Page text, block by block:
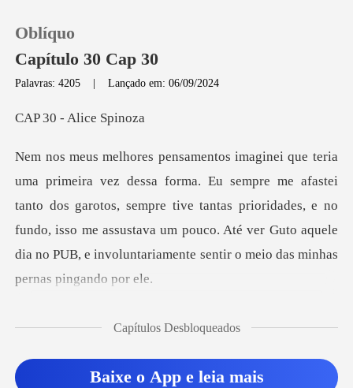
Loja
Histórico
Sair
Oblíquo
Capítulo 30 Cap 30
Palavras: 4205 |Lançado em: 06/09/2024
- Alice
astei
tanto dos garotos, sempre tive tantas prioridades, e no
fundo, isso me assustava um pouco. A
Capítulos Desbloqueados
Baixe o App e leia mais